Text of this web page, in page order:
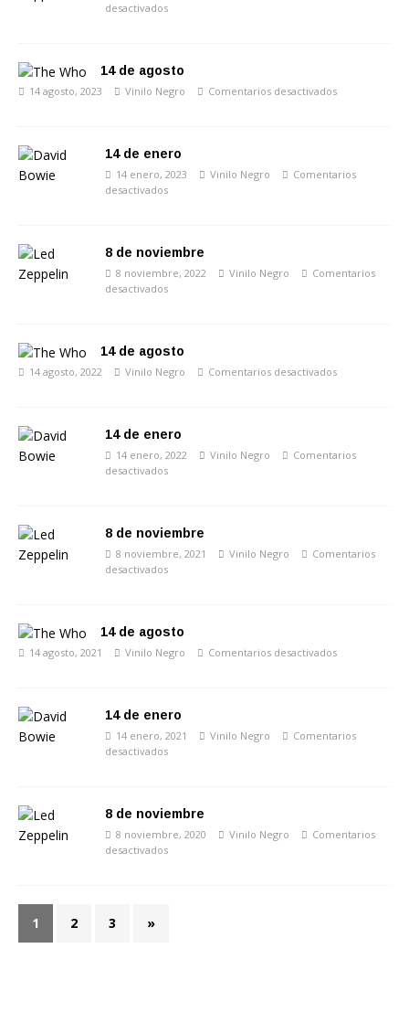
desactivados
14 de agosto
14 agosto, 2023 Vinilo Negro Comentarios desactivados
14 de enero
14 enero, 2023 Vinilo Negro
Comentarios
desactivados
8 de noviembre
8 noviembre, 2022 Vinilo Negro
Comentarios
desactivados
14 de agosto
14 agosto, 2022 Vinilo Negro Comentarios desactivados
14 de enero
14 enero, 2022 Vinilo Negro
Comentarios
desactivados
8 de noviembre
8 noviembre, 2021 Vinilo Negro
Comentarios
desactivados
14 de agosto
14 agosto, 2021 Vinilo Negro Comentarios desactivados
14 de enero
14 enero, 2021 Vinilo Negro
Comentarios
desactivados
8 de noviembre
8 noviembre, 2020 Vinilo Negro
Comentarios
desactivados
1 2 3 »